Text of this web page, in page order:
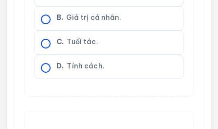
B. Giá trị cá nhân.
C. Tuổi tác.
D. Tính cách.